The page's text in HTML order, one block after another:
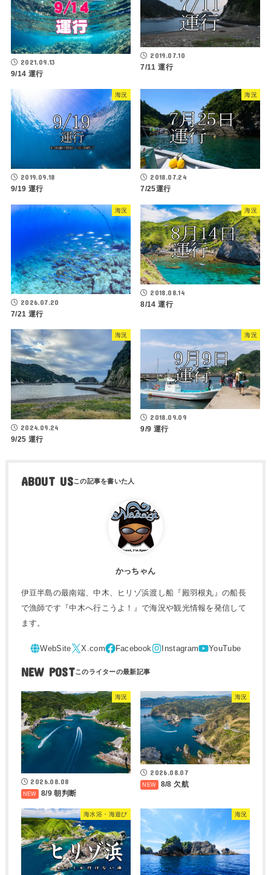
2021.09.13
9/14 運行
2019.07.10
7/11 運行
海況
2019.09.18
9/19 運行
海況
2018.07.24
7/25運行
海況
2026.07.20
7/21 運行
海況
2018.08.14
8/14 運行
海況
2024.09.24
9/25 運行
海況
2018.09.09
9/9 運行
ABOUT US
かっちゃん
伊豆半島の最南端、中木、ヒリゾ浜渡し船『殿羽根丸』の船長
で漁師です『中木へ行こうよ！』で海況や観光情報を発信して
ます。
NEW POST
海況
2026.08.08
8/9 朝判断
海況
2026.08.07
8/8 欠航
海水浴・海遊び 海況